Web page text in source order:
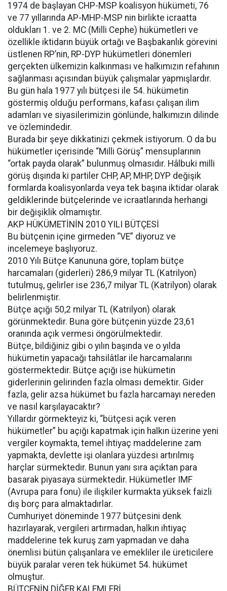
1974 de başlayan CHP-MSP koalisyon hükümeti, 76
ve 77 yıllarında AP-MHP-MSP nin birlikte icraatta
oldukları 1. ve 2. MC (Milli Cephe) hükümetleri ve
özellikle iktidarın büyük ortağı ve Başbakanlık görevini
üstlenen RP’nin, RP-DYP hükümetleri dönemleri
gerçekten ülkemizin kalkınması ve halkımızın refahının
sağlanması açısından büyük çalışmalar yapmışlardır.
Bu gün hala 1977 yılı bütçesi ile 54. hükümetin
göstermiş olduğu performans, kafası çalışan ilim
adamları ve siyasilerimizin gönlünde, halkımızın dilinde
ve özlemindedir.
Burada bir şeye dikkatinizi çekmek istiyorum. O da bu
hükümetler içerisinde “Milli Görüş” mensuplarının
“ortak payda olarak” bulunmuş olmasıdır. Hâlbuki milli
görüş dışında ki partiler CHP, AP, MHP, DYP değişik
formlarda koalisyonlarda veya tek başına iktidar olarak
geldiklerinde bütçelerinde ve icraatlarında herhangi
bir değişiklik olmamıştır.
AKP HÜKÜMETİNİN 2010 YILI BÜTÇESİ
Bu bütçenin içine girmeden “VE” diyoruz ve
incelemeye başlıyoruz.
2010 Yılı Bütçe Kanununa göre, toplam bütçe
harcamaları (giderleri) 286,9 milyar TL (Katrilyon)
tutulmuş, gelirler ise 236,7 milyar TL (Katrilyon) olarak
belirlenmiştir.
Bütçe açığı 50,2 milyar TL (Katrilyon) olarak
görünmektedir. Buna göre bütçenin yüzde 23,61
oranında açık vermesi öngörülmektedir.
Bütçe, bildiğiniz gibi o yılın başında ve o yılda
hükümetin yapacağı tahsilâtlar ile harcamalarını
göstermektedir. Bütçe açığı ise hükümetin
giderlerinin gelirinden fazla olması demektir. Gider
fazla, gelir azsa hükümet bu fazla harcamayı nereden
ve nasıl karşılayacaktır?
Yıllardır görmekteyiz ki, “bütçesi açık veren
hükümetler” bu açığı kapatmak için halkın üzerine yeni
vergiler koymakta, temel ihtiyaç maddelerine zam
yapmakta, devlette işi olanlara yüzdesi artırılmış
harçlar sürmektedir. Bunun yanı sıra açıktan para
basarak piyasaya sürmektedir. Hükümetler IMF
(Avrupa para fonu) ile ilişkiler kurmakta yüksek faizli
dış borç para almaktadırlar.
Cumhuriyet döneminde 1977 bütçesini denk
hazırlayarak, vergileri artırmadan, halkın ihtiyaç
maddelerine tek kuruş zam yapmadan ve daha
önemlisi bütün çalışanlara ve emekliler ile üreticilere
büyük paralar veren tek hükümet 54. hükümet
olmuştur.
BÜTÇENİN DİĞER KALEMLERİ